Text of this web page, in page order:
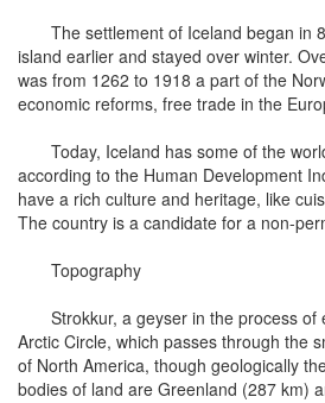
The settlement of Iceland began in
island earlier and stayed over winter.
was from 1262 to 1918 a part of the
economic reforms, free trade in the
Today, Iceland has some of the
according to the Human Development
have a rich culture and heritage, like
The country is a candidate for a non-
Topography
Strokkur, a geyser in the process of
Arctic Circle, which passes through the
of North America, though geologically
bodies of land are Greenland (287 km)